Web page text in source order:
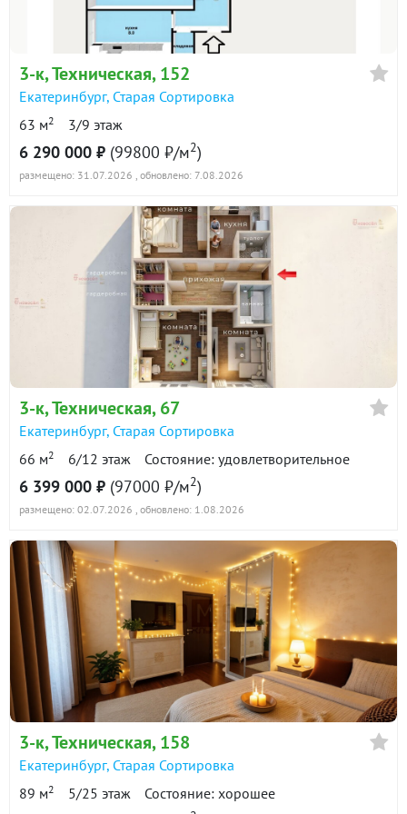
в продаже
Показать всю историю: 30 предложений →
3-к, Техническая, 152
Екатеринбург, Старая Сортировка
63 м2 3/9 этаж
6 290 000 ₽ (99800 ₽/м2)
размещено: 31.07.2026 , обновлено: 7.08.2026
3-к, Техническая, 67
Екатеринбург, Старая Сортировка
66 м2 6/12 этаж Состояние: удовлетворительное
6 399 000 ₽ (97000 ₽/м2)
размещено: 02.07.2026 , обновлено: 1.08.2026
3-к, Техническая, 158
Екатеринбург, Старая Сортировка
89 м2 5/25 этаж Состояние: хорошее